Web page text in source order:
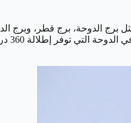
من الأسماء مثل برج الدوحة، برج
لأغراض